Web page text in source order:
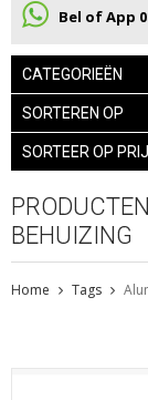
Bel of App
CATEGORIEËN
SORTEREN OP
SORTEER OP
BEHUIZING
Home Tags